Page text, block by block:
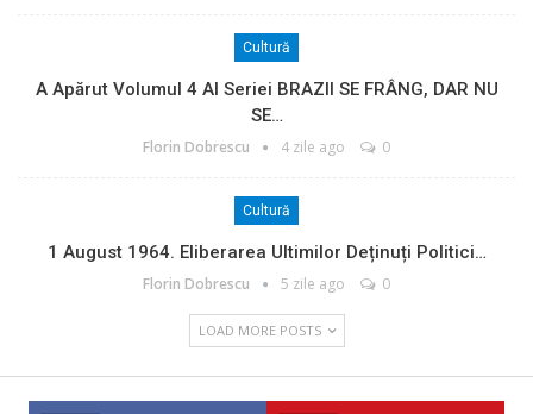
Cultură
A Apărut Volumul 4 Al Seriei BRAZII SE FRÂNG, DAR NU
SE…
Florin Dobrescu 4 zile ago 0
Cultură
1 August 1964. Eliberarea Ultimilor Deținuți Politici…
Florin Dobrescu 5 zile ago 0
LOAD MORE POSTS